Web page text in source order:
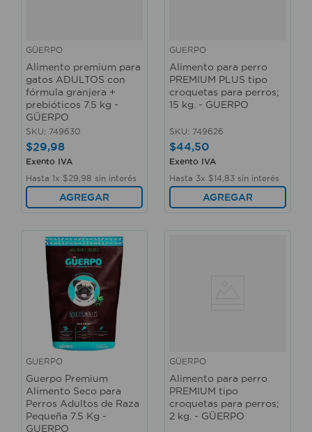
GÜERPO
Alimento premium para
gatos ADULTOS con
fórmula granjera +
prebióticos 7.5 kg -
GÜERPO
SKU: 749630
$29,98
Exento IVA
Hasta 1x $29 98 sin interés
AGREGAR
GUERPO
Alimento para perro
PREMIUM PLUS tipo
croquetas para perros;
15 kg. - GUERPO
SKU: 749626
$44,50
Exento IVA
Hasta 3x $14 83 sin interés
AGREGAR
GUERPO
Guerpo Premium
Alimento Seco para
Perros Adultos de Raza
Pequeña 7.5 Kg -
GUERPO
GÜERPO
Alimento para perro
PREMIUM tipo
croquetas para perros;
2 kg. - GÜERPO